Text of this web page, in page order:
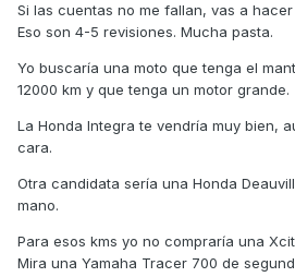
Si las cuentas no me fallan, vas a
Eso son 4-5 revisiones. Mucha pasta.
Yo buscaría una moto que tenga el
12000 km y que tenga un motor grande.
La Honda Integra te vendría muy bien,
cara.
Otra candidata sería una Honda
mano.
Para esos kms yo no compraría una
Mira una Yamaha Tracer 700 de